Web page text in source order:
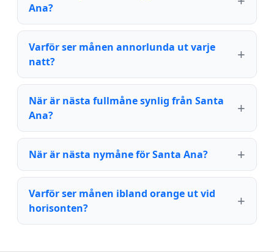
Ana?
Varför ser månen annorlunda ut varje
natt?
När är nästa fullmåne synlig från Santa
Ana?
När är nästa nymåne för Santa Ana?
Varför ser månen ibland orange ut vid
horisonten?